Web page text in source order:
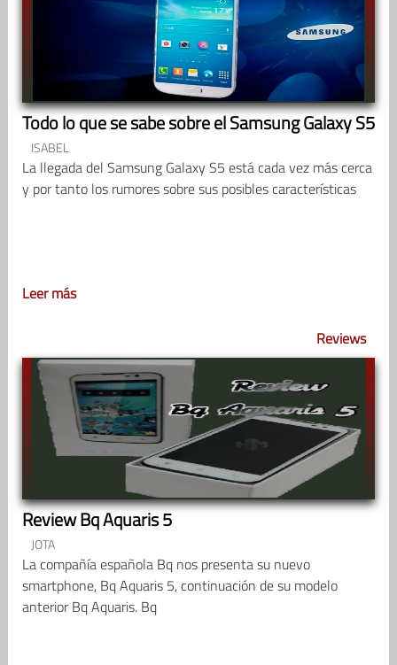
Todo lo que se sabe sobre el Samsung Galaxy S5
ISABEL
La llegada del Samsung Galaxy S5 está cada vez más cerca
y por tanto los rumores sobre sus posibles características
Leer más
Reviews
Review Bq Aquaris 5
JOTA
La compañía española Bq nos presenta su nuevo
smartphone, Bq Aquaris 5, continuación de su modelo
anterior Bq Aquaris. Bq